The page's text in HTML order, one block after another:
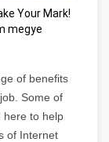
Your Mark!
megye
of benefits
Some of
here to help
of Internet